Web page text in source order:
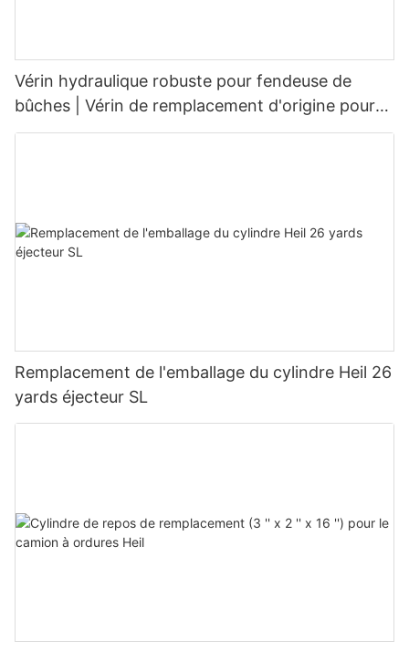
Vérin hydraulique robuste pour fendeuse de
bûches | Vérin de remplacement d'origine pour
fendeuses de bûches de 20 à 45 tonnes
Remplacement de l'emballage du cylindre Heil 26
yards éjecteur SL